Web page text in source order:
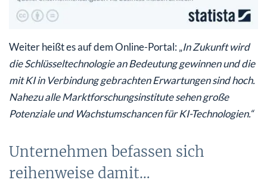
Weiter heißt es auf dem Online-Portal: „In Zukunft wird
die Schlüsseltechnologie an Bedeutung gewinnen und die
mit KI in Verbindung gebrachten Erwartungen sind hoch.
Nahezu alle Marktforschungsinstitute sehen große
Potenziale und Wachstumschancen für KI-Technologien.“
Unternehmen befassen sich
reihenweise damit…